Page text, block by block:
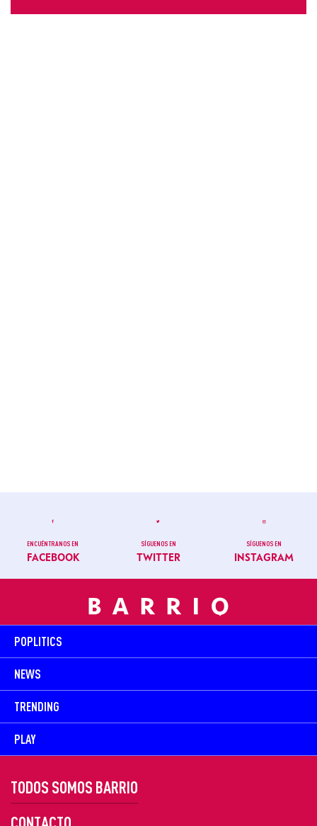
ENCUÉNTRANOS EN
FACEBOOK
SÍGUENOS EN
TWITTER
SÍGUENOS EN
INSTAGRAM
POPLITICS
NEWS
TRENDING
PLAY
TODOS SOMOS BARRIO